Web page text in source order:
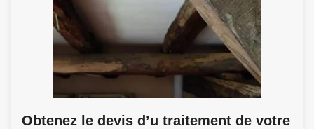
Obtenez le devis d’u traitement de votre